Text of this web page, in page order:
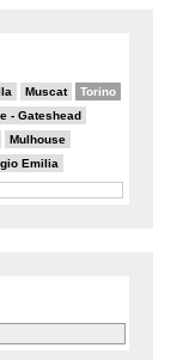
Muscat Torino
- Gateshead
Mulhouse
Emilia